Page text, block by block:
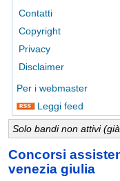
Contatti
Copyright
Privacy
Disclaimer
Per i webmaster
Leggi feed
Solo bandi non attivi
Concorsi
venezia giulia